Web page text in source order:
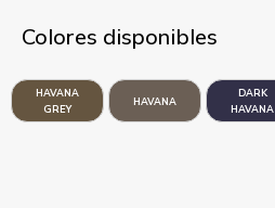
Colores disponibles
HAVANA
GREY
HAVANA
DARK
HAVANA